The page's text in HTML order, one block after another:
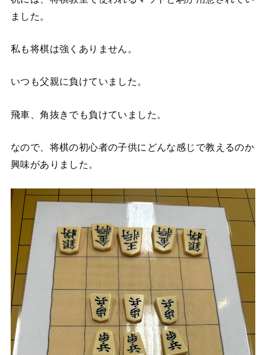
ました。
私も将棋は強くありません。
いつも父親に負けていました。
飛車、角抜きでも負けていました。
なので、将棋の初心者の子供にどんな感じで教えるのか
興味がありました。